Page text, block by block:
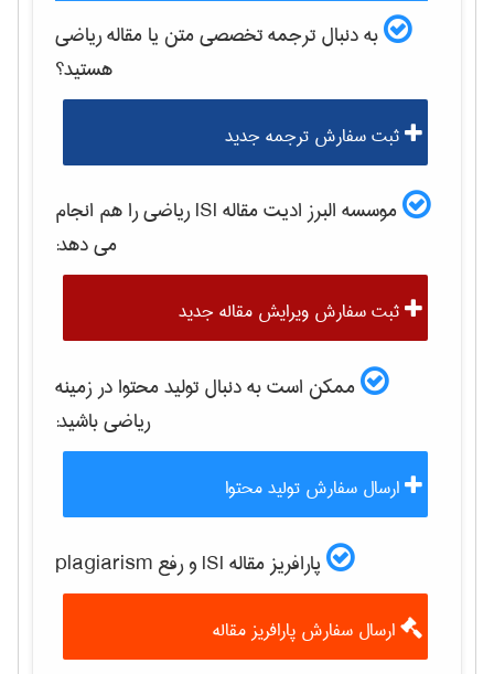
به دنبال ترجمه تخصصی متن یا مقالهرياضی
هستید؟
ثبت سفارش ترجمه جدید
موسسه البرز ادیت مقاله ISI رياضیرا هم انجام
می دهد:
ثبت سفارش ویرایش مقاله جدید
ممکن است به دنبال تولید محتوا در زمینه
رياضیباشید:
ارسال سفارش تولید محتوا
پارافریز مقاله ISI و رفع plagiarism
ارسال سفارش پارافریز مقاله